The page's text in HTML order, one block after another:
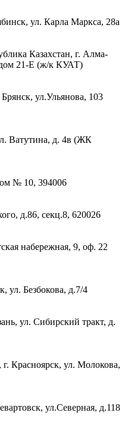
ул. Карла Маркса, 28а
Казахстан, г. Алма-
дом 21-Е (ж/к КУАТ)
ул.Ульянова, 103
Ватутина, д. 4в (ЖК
№ 10, 394006
д.86, секц.8, 620026
набережная, 9, оф. 22
Безбокова, д.7/4
ул. Сибирский тракт, д.
Красноярск, ул. Молокова,
ул.Северная, д.118